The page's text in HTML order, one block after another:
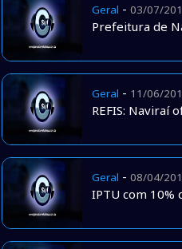
Geral - 03/07/
Prefeitura de
Geral - 11/06/
REFIS: Naviraí
Geral - 08/04/
IPTU com 10%